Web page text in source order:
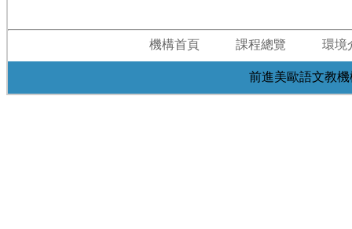
機構首頁 課程總覽 環境
前進美歐語文教